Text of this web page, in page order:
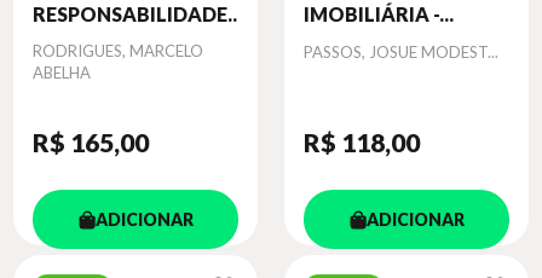
RESPONSABILIDADE...
Autor
RODRIGUES, MARCELO
ABELHA
R$ 165,00
ADICIONAR
IMOBILIÁRIA -...
Autor
PASSOS, JOSUE MODEST...
R$ 118,00
ADICIONAR